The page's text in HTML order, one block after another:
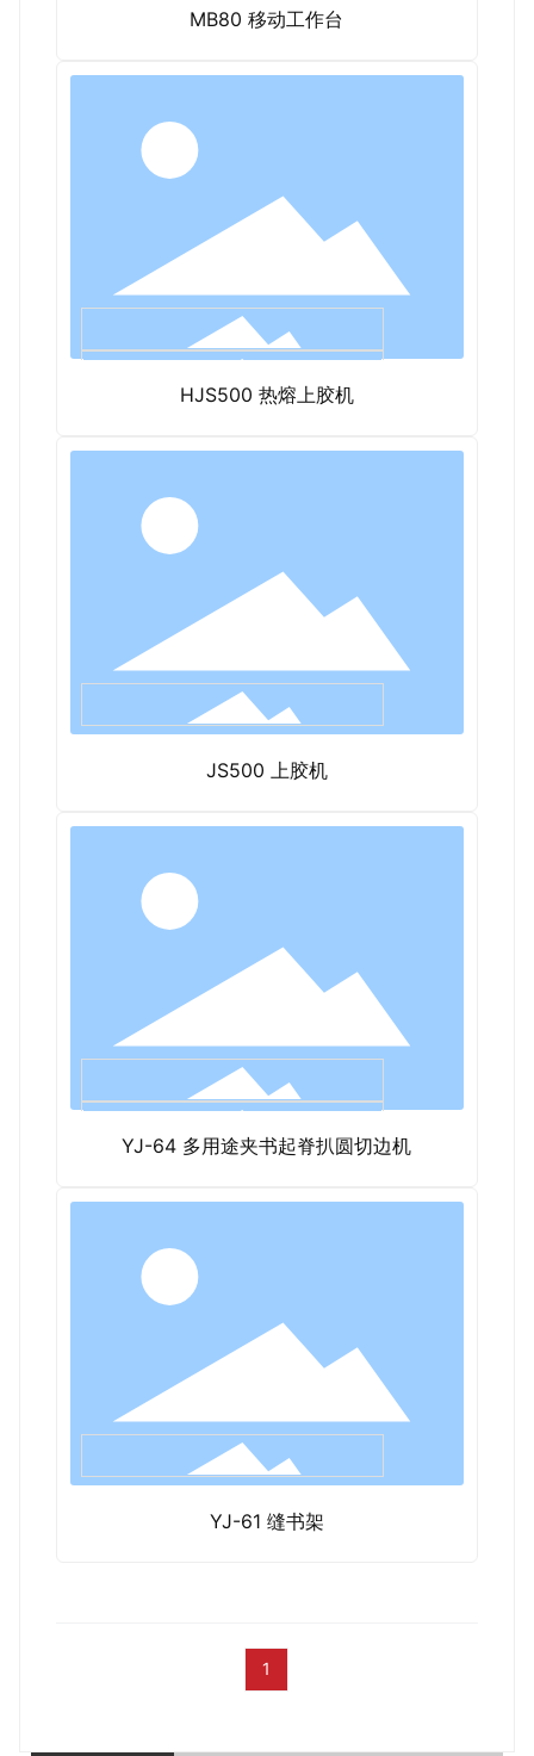
MB80 移动工作台
HJS500 热熔上胶机
JS500 上胶机
YJ-64 多用途夹书起脊扒圆切边机
YJ-61 缝书架
1